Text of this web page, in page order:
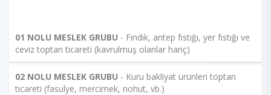
01 NOLU MESLEK GRUBU - Fındık, antep fıstığı, yer fıstığı ve
ceviz toptan ticareti (kavrulmuş olanlar hariç)
02 NOLU MESLEK GRUBU - Kuru bakliyat ürünleri toptan
ticareti (fasulye, mercimek, nohut, vb.)